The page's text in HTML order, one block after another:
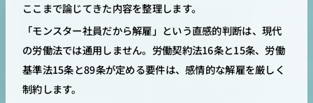
ここまで論じてきた内容を整理します。
「モンスター社員だから解雇」という直感的判断は、現代
の労働法では通用しません。労働契約法16条と15条、労働
基準法15条と89条が定める要件は、感情的な解雇を厳しく
制約します。